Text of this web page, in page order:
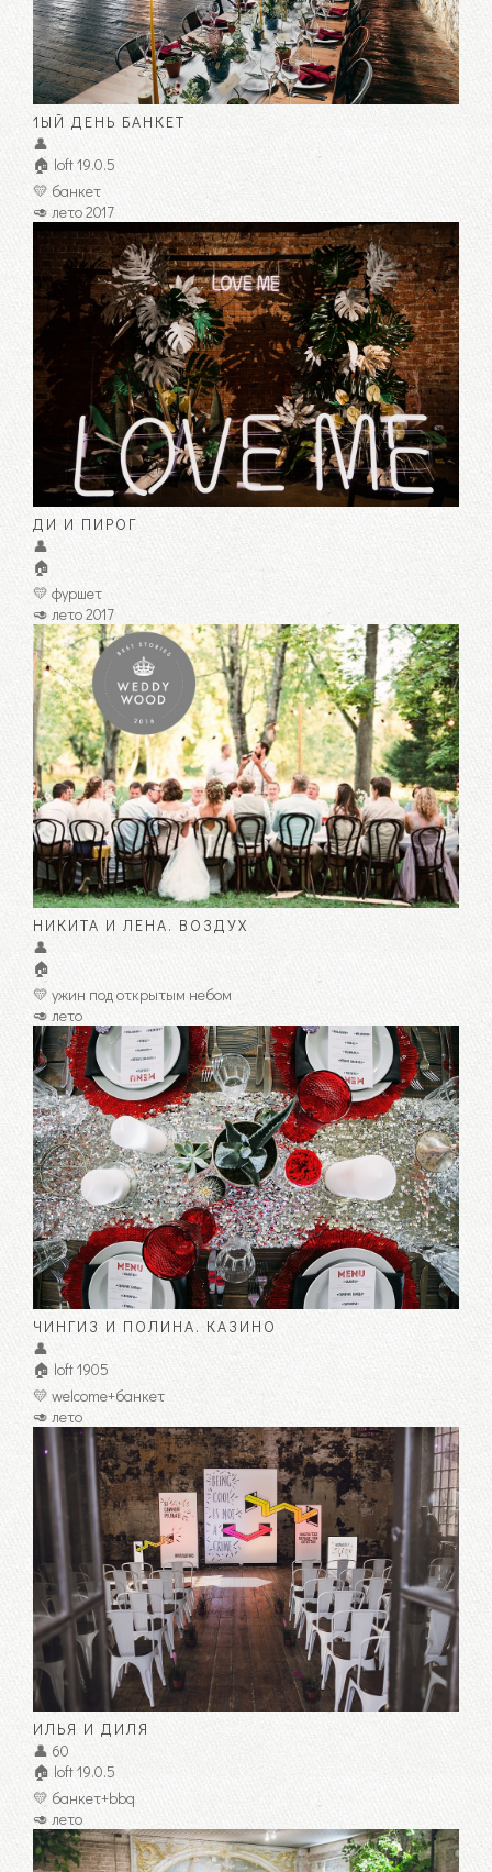
1ЫЙ ДЕНЬ БАНКЕТ
👤
🏠 loft 19.0.5
💛 банкет
🥑 лето 2017
ДИ И ПИРОГ
👤
🏠
💛 фуршет
🥑 лето 2017
НИКИТА И ЛЕНА. ВОЗДУХ
👤
🏠
💛 ужин под открытым небом
🥑 лето
ЧИНГИЗ И ПОЛИНА. КАЗИНО
👤
🏠 loft 1905
💛 welcome+банкет
🥑 лето
ИЛЬЯ И ДИЛЯ
👤 60
🏠 loft 19.0.5
💛 банкет+bbq
🥑 лето